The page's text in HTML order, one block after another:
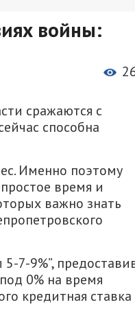
войны:
сражаются с
способна
Именно поэтому
время и
важно знать
7-9%”,
0% на время
кредитная ставка